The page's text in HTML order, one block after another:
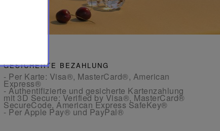
GESICHERTE BEZAHLUNG
- Per Karte: Visa®, MasterCard®, American
Express®
- Authentifizierte und gesicherte Kartenzahlung
mit 3D Secure: Verified by Visa®, MasterCard®
SecureCode, American Express SafeKey®
- Per Apple Pay® und PayPal®